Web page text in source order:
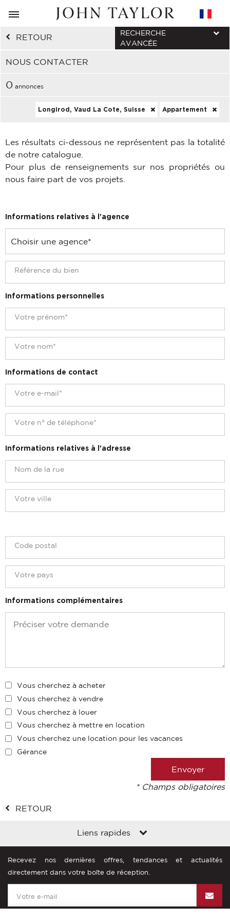
RETOUR
NOUS CONTACTER
RECHERCHE
AVANCÉE
0 annonces
Longirod, Vaud La Cote, Suisse Appartement
Les résultats ci-dessous ne représentent pas la totalité
de notre catalogue.
Pour plus de renseignements sur nos propriétés ou
nous faire part de vos projets.
Informations relatives à l'agence
Informations personnelles
Informations de contact
Informations relatives à l'adresse
Informations complémentaires
Vous cherchez à acheter
Vous cherchez à vendre
Vous cherchez à louer
Vous cherchez à mettre en location
Vous cherchez une location pour les vacances
Gérance
* Champs obligatoires
RETOUR
Liens rapides
Recevez nos dernières offres, tendances et actualités
directement dans votre boîte de réception.